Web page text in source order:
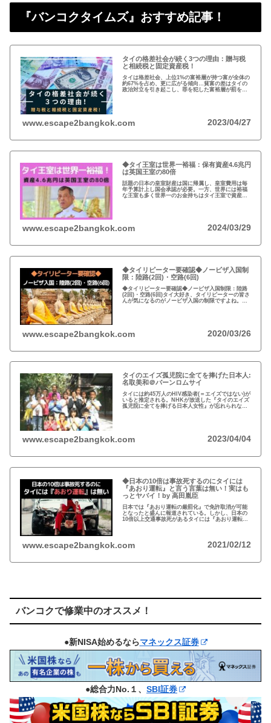
『バンコクタイムズ』おすすめ記事！
タイの格差社会が続く3つの理由：贈与税
と相続税と固定資産税！
タイは格差社会、上位1%の富裕層が持つ富が全体の
約67%を占め、更に広がる傾向…貧富の差はタイの
政治対立を引き起こし、罪を犯した富裕層が罰を免
www.escape2bangkok.com 2023/04/27
◆タイ王室は世界一裕福：保有資産4.6兆円
は英国王室の80倍
話題の日本の皇室財産は国に帰属し、皇室費用は毎
年予算計上し国会承認が必要。一方、世界には裕福
な王室も多く世界一のお金持ちはタイ王室で資産は
www.escape2bangkok.com 2024/03/29
◆タイリピーター要確認◆ノービザ入国制
限：陸路(2回)・空路(6回)
◆タイリピーター要確認◆ノービザ入国制限：陸路
(2回)・空路(6回)タイ大好き、タイリピーターの皆さ
んが気になるのがノービザ入国の制限ですよね。近
www.escape2bangkok.com 2020/03/26
タイのエイズ孤児院に全てを捧げた日本人:
名取美和＠バーンロムサイ
タイには約45万人のHIV感染者(＝エイズではない)が
いると推定される。NHKが放送した『タイのエイズ
孤児院に全てを捧げる日本人女性』が忘れられな
www.escape2bangkok.com 2023/04/04
◆日本の10倍は事故死するのにタイには
『あおり運転』と言う言葉は無い！実はも
っとヤバイ！by 高田胤臣
日本では『あおり運転の厳罰化』で免許取消が可能
となったと盛んに報道されている。しかし、日本の
10倍以上交通事故死があるタイには『あおり運転』
www.escape2bangkok.com 2021/02/12
バンコクで修業中のオススメ！
●新NISA始めるならマネックス証券
●総合力No.１、 SBI証券